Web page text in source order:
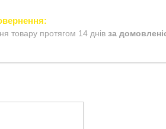
товару протягом 14 днів за